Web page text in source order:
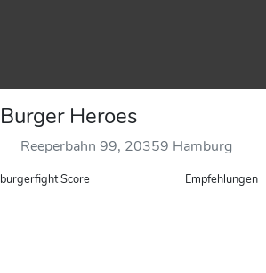
Burger Heroes
Reeperbahn 99, 20359 Hamburg
burgerfight Score Empfehlungen